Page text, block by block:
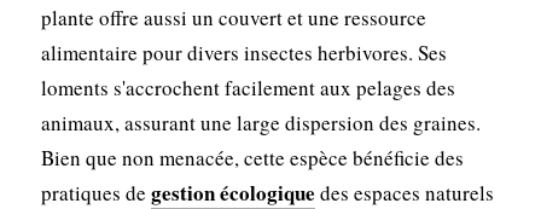
plante offre aussi un couvert et une ressource
alimentaire pour divers insectes herbivores. Ses
loments s'accrochent facilement aux pelages des
animaux, assurant une large dispersion des graines.
Bien que non menacée, cette espèce bénéficie des
pratiques de gestion écologique des espaces naturels